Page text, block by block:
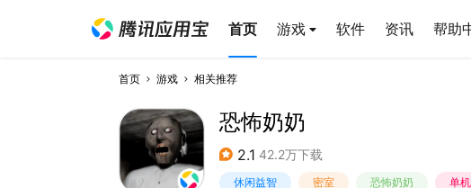
首页 游戏 软件 资讯 帮助
首页 游戏 相关推荐
恐怖奶奶
2.1 42.2万下载
休闲益智 密室 恐怖奶奶 单机